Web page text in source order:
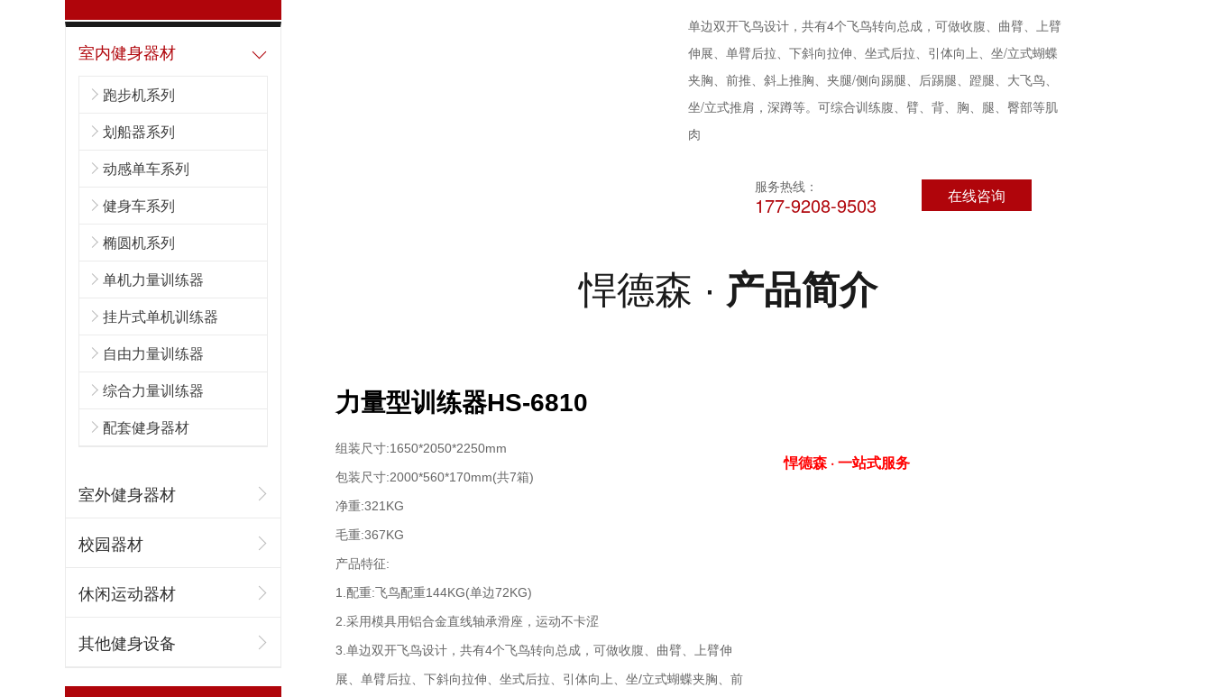
单边双开飞鸟设计，共有4个飞鸟转向总成，可做收腹、曲臂、上臂
伸展、单臂后拉、下斜向拉伸、坐式后拉、引体向上、坐/立式蝴蝶
夹胸、前推、斜上推胸、夹腿/侧向踢腿、后踢腿、蹬腿、大飞鸟、
坐/立式推肩，深蹲等。可综合训练腹、臂、背、胸、腿、臀部等肌
肉
服务热线：
177-9208-9503 在线咨询
悍德森 · 产品简介
力量型训练器HS-6810
组装尺寸:1650*2050*2250mm
包装尺寸:2000*560*170mm(共7箱)
净重:321KG
毛重:367KG
产品特征:
1.配重:飞鸟配重144KG(单边72KG)
2.采用模具用铝合金直线轴承滑座，运动不卡涩
3.单边双开飞鸟设计，共有4个飞鸟转向总成，可做收腹、曲臂、上臂伸
展、单臂后拉、下斜向拉伸、坐式后拉、引体向上、坐/立式蝴蝶夹胸、前
悍德森 ·一站式服务
室内健身器材
跑步机系列
划船器系列
动感单车系列
健身车系列
椭圆机系列
单机力量训练器
挂片式单机训练器
自由力量训练器
综合力量训练器
配套健身器材
室外健身器材
校园器材
休闲运动器材
其他健身设备
靠谱的健身器材厂家推荐
陕西西安健身器材厂家推荐
新疆乌鲁木齐健身器材专卖店